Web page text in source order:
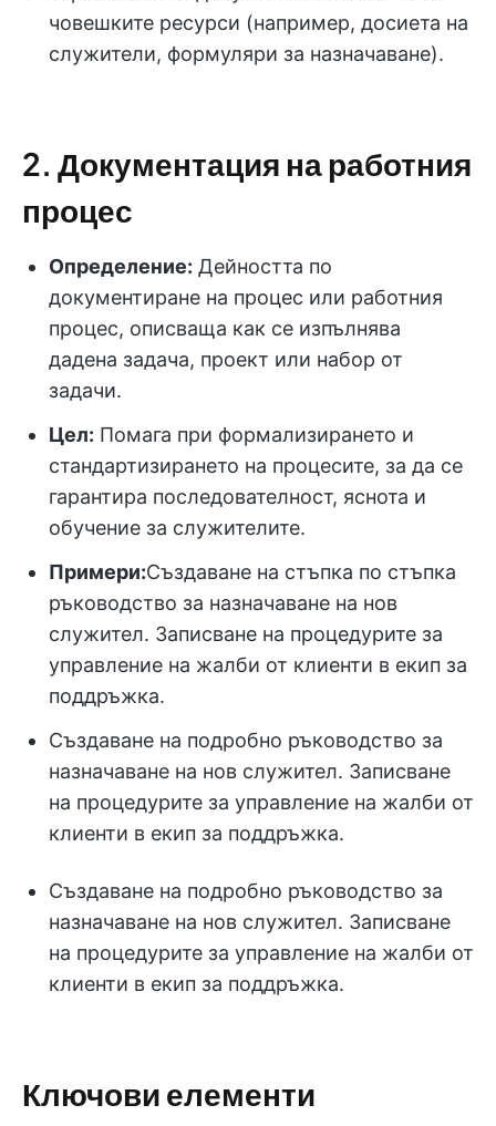
човешките ресурси (например, досиета на
служители, формуляри за назначаване).
2. Документация на работния
процес
Определение: Дейността по
документиране на процес или работния
процес, описваща как се изпълнява
дадена задача, проект или набор от
задачи.
Цел: Помага при формализирането и
стандартизирането на процесите, за да се
гарантира последователност, яснота и
обучение за служителите.
Примери:Създаване на стъпка по стъпка
ръководство за назначаване на нов
служител. Записване на процедурите за
управление на жалби от клиенти в екип за
поддръжка.
Създаване на подробно ръководство за
назначаване на нов служител. Записване
на процедурите за управление на жалби от
клиенти в екип за поддръжка.
Създаване на подробно ръководство за
назначаване на нов служител. Записване
на процедурите за управление на жалби от
клиенти в екип за поддръжка.
Ключови елементи